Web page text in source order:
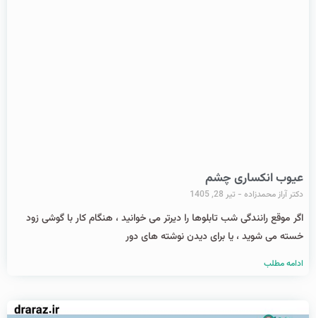
عیوب انکساری چشم
دکتر آراز محمدزاده تیر 28, 1405
اگر موقع رانندگی شب تابلوها را دیرتر می خوانید ، هنگام کار با گوشی زود
خسته می شوید ، یا برای دیدن نوشته های دور
ادامه مطلب